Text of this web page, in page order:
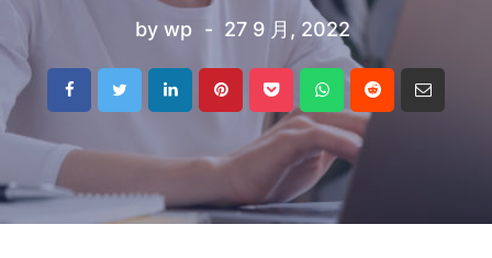
by wp 27 9 月, 2022